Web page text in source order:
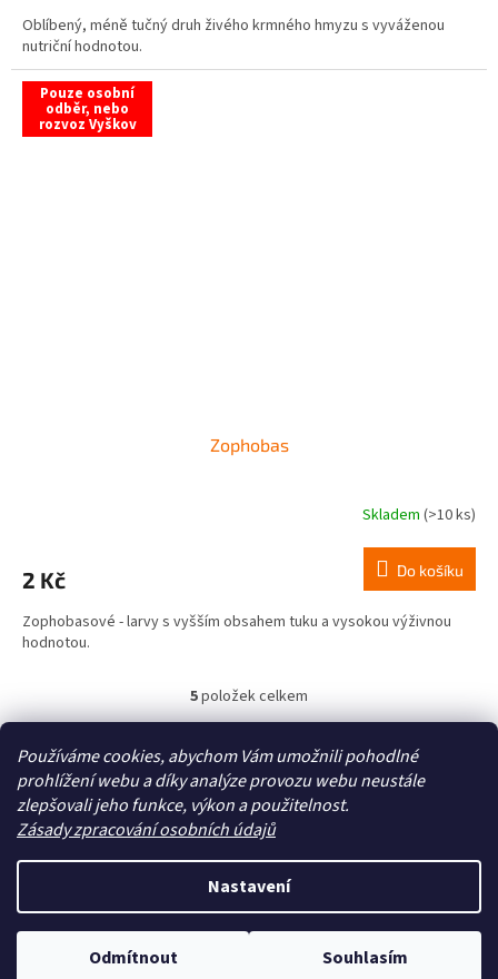
Používáme cookies, abychom Vám umožnili pohodlné
prohlížení webu a díky analýze provozu webu neustále
zlepšovali jeho funkce, výkon a použitelnost.
Zásady zpracování osobních údajů
Nastavení
Odmítnout Souhlasím
Oblíbený, méně tučný druh živého krmného hmyzu s vyváženou
nutriční hodnotou.
Pouze osobní
odběr, nebo
rozvoz Vyškov
Zophobas
Skladem (>10 ks)
2 Kč Do košíku
Zophobasové - larvy s vyšším obsahem tuku a vysokou výživnou
hodnotou.
O
v
l
á
d
a
c
r
v
k
5položek celkem
Zboží.cz Heureka.cz
Vytvořil Shoptet
Copyright 2026 . Všechna práva vyhrazena.